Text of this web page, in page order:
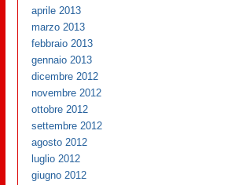
aprile 2013
marzo 2013
febbraio 2013
gennaio 2013
dicembre 2012
novembre 2012
ottobre 2012
settembre 2012
agosto 2012
luglio 2012
giugno 2012